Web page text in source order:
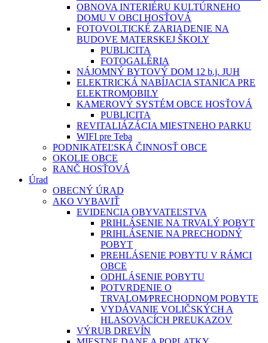
OBNOVA INTERIÉRU KULTÚRNEHO
DOMU V OBCI HOSŤOVÁ
FOTOVOLTICKÉ ZARIADENIE NA
BUDOVE MATERSKEJ ŠKOLY
PUBLICITA
FOTOGALÉRIA
NÁJOMNÝ BYTOVÝ DOM 12 b.j. JUH
ELEKTRICKÁ NABÍJACIA STANICA PRE
ELEKTROMOBILY
KAMEROVÝ SYSTÉM OBCE HOSŤOVÁ
PUBLICITA
REVITALIÁZÁCIA MIESTNEHO PARKU
WIFI pre Teba
PODNIKATEĽSKÁ ČINNOSŤ OBCE
OKOLIE OBCE
RANČ HOSŤOVÁ
Úrad
OBECNÝ ÚRAD
AKO VYBAVIŤ
EVIDENCIA OBYVATEĽSTVA
PRIHLÁSENIE NA TRVALÝ POBYT
PRIHLÁSENIE NA PRECHODNÝ
POBYT
PREHLÁSENIE POBYTU V RÁMCI
OBCE
ODHLÁSENIE POBYTU
POTVRDENIE O
TRVALOM⁄PRECHODNOM POBYTE
VYDÁVANIE VOLIČSKÝCH A
HLASOVACÍCH PREUKAZOV
VÝRUB DREVÍN